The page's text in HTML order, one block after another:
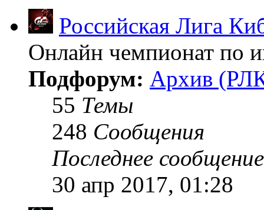
Российская Лига
Онлайн чемпионат по
Подфорум: Архив
55 Темы
248 Сообщения
Последнее сообщение
30 апр 2017, 01:28